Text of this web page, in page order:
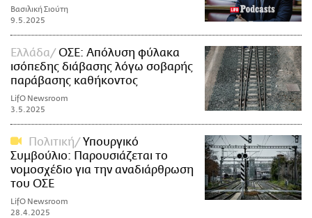
Βασιλική Σιούτη
9.5.2025
Ελλάδα
ΟΣΕ: Απόλυση φύλακα
ισόπεδης διάβασης λόγω σοβαρής
παράβασης καθήκοντος
LifO Newsroom
3.5.2025
Πολιτική
Υπουργικό
Συμβούλιο: Παρουσιάζεται το
νομοσχέδιο για την αναδιάρθρωση
του ΟΣΕ
LifO Newsroom
28.4.2025